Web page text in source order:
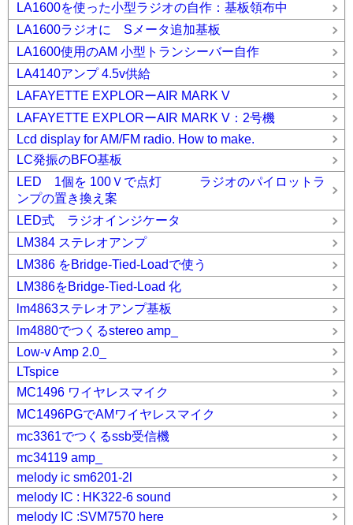
LA1600を使った小型ラジオの自作：基板領布中
LA1600ラジオに Sメータ追加基板
LA1600使用のAM 小型トランシーバー自作
LA4140アンプ 4.5v供給
LAFAYETTE EXPLORーAIR MARK V
LAFAYETTE EXPLORーAIR MARK V：2号機
Lcd display for AM/FM radio. How to make.
LC発振のBFO基板
LED 1個を 100Ｖで点灯 ラジオのパイロットラ
ンプの置き換え案
LED式 ラジオインジケータ
LM384 ステレオアンプ
LM386 をBridge-Tied-Loadで使う
LM386をBridge-Tied-Load 化
lm4863ステレオアンプ基板
lm4880でつくるstereo amp_
Low-v Amp 2.0_
LTspice
MC1496 ワイヤレスマイク
MC1496PGでAMワイヤレスマイク
mc3361でつくるssb受信機
mc34119 amp_
melody ic sm6201-2l
melody IC : HK322-6 sound
melody IC :SVM7570 here